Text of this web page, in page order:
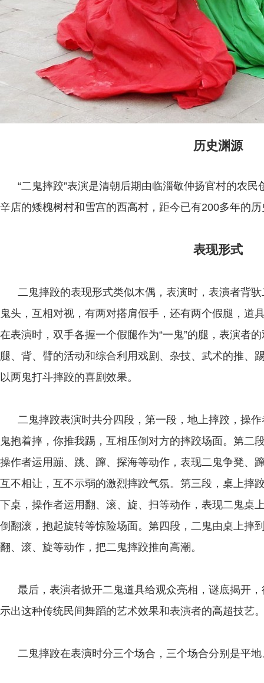
历史渊源
“二鬼摔跤”表演是清朝后期由临淄敬仲扬官村的农民
辛店的矮槐树村和雪宫的西高村，距今已有200多年的历
表现形式
二鬼摔跤的表现形式类似木偶，表演时，表演者背驮
鬼头，互相对视，有两对搭肩假手，还有两个假腿，道
在表演时，双手各握一个假腿作为“一鬼”的腿，表演者
腿、背、臂的活动和综合利用戏剧、杂技、武术的推、
以两鬼打斗摔跤的喜剧效果。
二鬼摔跤表演时共分四段，第一段，地上摔跤，操作
鬼抱着摔，你推我踢，互相压倒对方的摔跤场面。第二
操作者运用蹦、跳、蹿、探海等动作，表现二鬼争凳、
互不相让，互不示弱的激烈摔跤气氛。第三段，桌上摔
下桌，操作者运用翻、滚、旋、扫等动作，表现二鬼桌
倒翻滚，抱起旋转等惊险场面。第四段，二鬼由桌上摔
翻、滚、旋等动作，把二鬼摔跤推向高潮。
最后，表演者掀开二鬼道具给观众亮相，谜底揭开，
示出这种传统民间舞蹈的艺术效果和表演者的高超技艺
二鬼摔跤在表演时分三个场合，三个场合分别是平地